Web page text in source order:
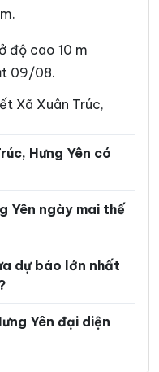
Hồng Vũ
Hưng Phú
Kiến Xương
Lê Lợi
Nam Cường
Nam Tiền Hải
Nghĩa Dân
Ngọc Lâm
độ cao 10 m
09/08.
Xã Xuân Trúc,
Hưng Yên có
Yên ngày mai thế
dự báo lớn nhất
Yên đại diện